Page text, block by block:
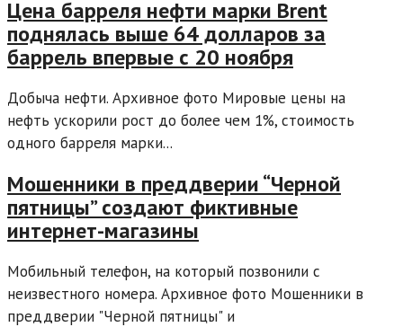
Цена барреля нефти марки Brent
поднялась выше 64 долларов за
баррель впервые с 20 ноября
Добыча нефти. Архивное фото Мировые цены на
нефть ускорили рост до более чем 1%, стоимость
одного барреля марки...
Мошенники в преддверии “Черной
пятницы” создают фиктивные
интернет-магазины
Мобильный телефон, на который позвонили с
неизвестного номера. Архивное фото Мошенники в
преддверии "Черной пятницы" и